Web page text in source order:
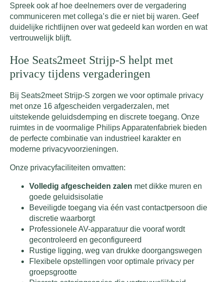
Spreek ook af hoe deelnemers over de vergadering
communiceren met collega’s die er niet bij waren. Geef
duidelijke richtlijnen over wat gedeeld kan worden en wat
vertrouwelijk blijft.
Hoe Seats2meet Strijp-S helpt met
privacy tijdens vergaderingen
Bij Seats2meet Strijp-S zorgen we voor optimale privacy
met onze 16 afgescheiden vergaderzalen, met
uitstekende geluidsdemping en discrete toegang. Onze
ruimtes in de voormalige Philips Apparatenfabriek bieden
de perfecte combinatie van industrieel karakter en
moderne privacyvoorzieningen.
Onze privacyfaciliteiten omvatten:
Volledig afgescheiden zalen met dikke muren en
goede geluidsisolatie
Beveiligde toegang via één vast contactpersoon die
discretie waarborgt
Professionele AV-apparatuur die vooraf wordt
gecontroleerd en geconfigureerd
Rustige ligging, weg van drukke doorgangswegen
Flexibele opstellingen voor optimale privacy per
groepsgrootte